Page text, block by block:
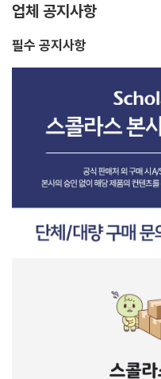
업체 공지사항
필수 공지사항